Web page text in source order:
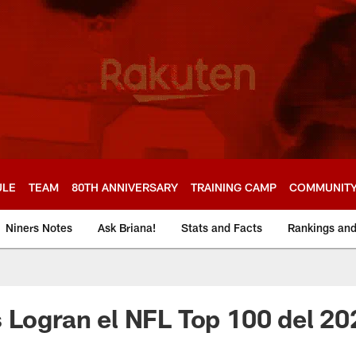
TEAM 80TH ANNIVERSARY TRAINING CAMP
Niners Notes Ask Briana! Stats and Facts Rankings
el NFL Top 100 del